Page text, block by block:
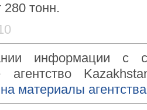
280 тонн.
информации с
агентство
материалы